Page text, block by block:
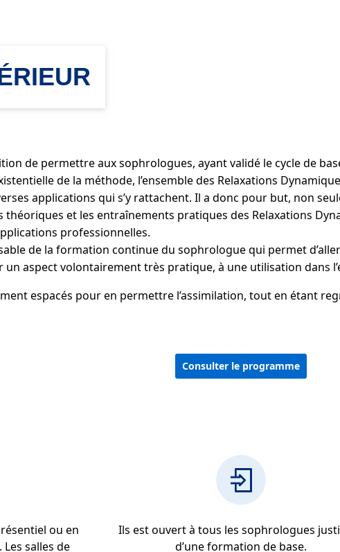
de permettre aux sophrologues, ayant validé le cycle de
de la méthode, l’ensemble des Relaxations
applications qui s’y rattachent. Il a donc pour but, non
et les entraînements pratiques des Relaxations
professionnelles.
de la formation continue du sophrologue qui permet
aspect volontairement très pratique, à une utilisation dans
espacés pour en permettre l’assimilation, tout en étant
Consulter le programme
ou en
salles de
Ils est ouvert à tous les sophrologues
d’une formation de base.